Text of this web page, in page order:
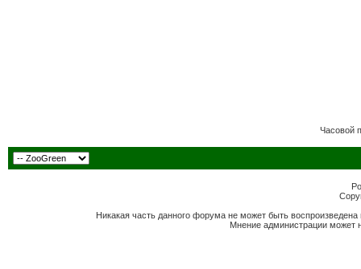
Часовой
Никакая часть данного форума не может быть
Мнение администрации может